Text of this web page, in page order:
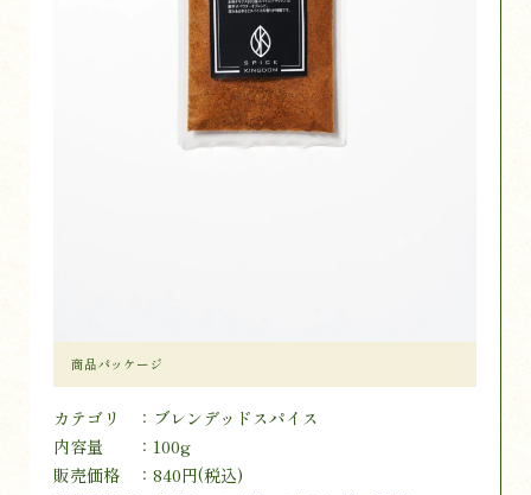
商品パッケージ
カテゴリ ：ブレンデッドスパイス
内容量 ：100g
販売価格 ：840円(税込)